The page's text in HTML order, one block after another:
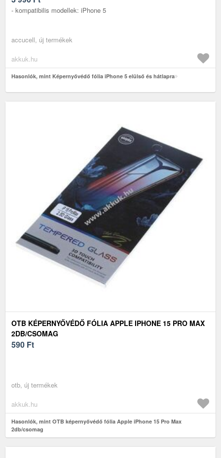
- kompatibilis modellek: iPhone 5
accucell, új termékek
akkuk.hu
Hasonlók, mint Képernyővédő fólia iPhone 5 elülső és hátlapra
OTB KÉPERNYŐVÉDŐ FÓLIA APPLE IPHONE 15 PRO MAX
2DB/CSOMAG
590 Ft
otb, új termékek
akkuk.hu
Hasonlók, mint OTB képernyővédő fólia Apple iPhone 15 Pro Max
2db/csomag